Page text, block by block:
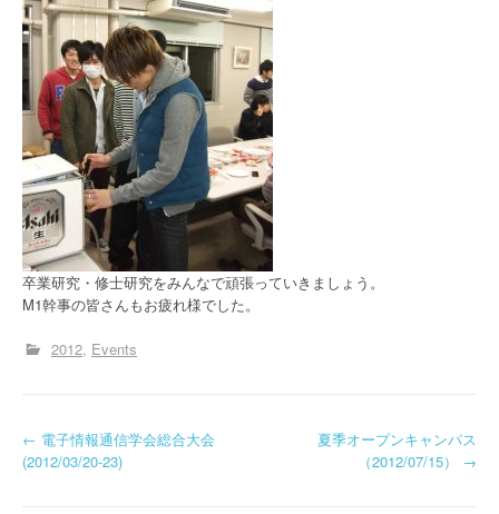
卒業研究・修士研究をみんなで頑張っていきましょう。
M1幹事の皆さんもお疲れ様でした。
2012 Events
投
← 電子情報通信学会総合大会
(2012/03/20-23)
夏季オープンキャンパス
（2012/07/15） →